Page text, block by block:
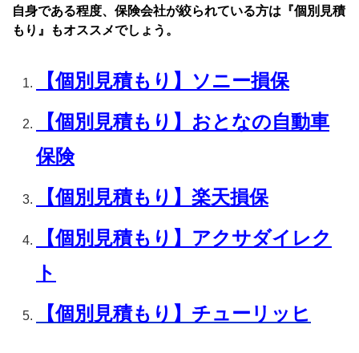
自身である程度、保険会社が絞られている方は『個別見積
もり』もオススメでしょう。
【個別見積もり】ソニー損保
【個別見積もり】おとなの自動車
保険
【個別見積もり】楽天損保
【個別見積もり】アクサダイレク
ト
【個別見積もり】チューリッヒ